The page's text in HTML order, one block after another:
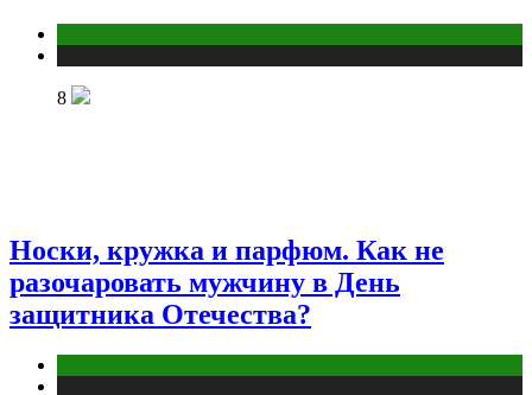
8
Носки, кружка и парфюм. Как не
разочаровать мужчину в День
защитника Отечества?